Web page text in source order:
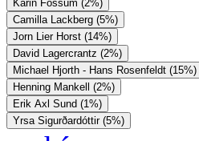
Karin Fossum (2%)
Camilla Lackberg (5%)
Jorn Lier Horst (14%)
David Lagercrantz (2%)
Michael Hjorth - Hans Rosenfeldt (15%)
Henning Mankell (2%)
Erik Axl Sund (1%)
Yrsa Sigurðardóttir (5%)